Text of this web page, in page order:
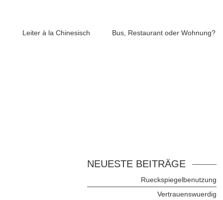
Leiter à la Chinesisch Bus, Restaurant oder Wohnung?
NEUESTE BEITRÄGE
Rueckspiegelbenutzung
Vertrauenswuerdig